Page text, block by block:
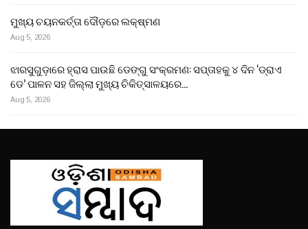
ମୁଖ୍ୟ ଚୟନକର୍ତ୍ତା ଦୌଡ଼ରେ ଲକ୍ଷ୍ମଣ
Aug 5, 2026
ଝାରସୁଗୁଡ଼ାରେ ହ୍ରାସ ପାଉଛି ଡେଙ୍ଗୁ ସଂକ୍ରମଣ: ସପ୍ତାହକୁ ୪ ଦିନ ‘ଡ୍ରାଏ
ଡେ’ ପାଳନ ସହ ଜିଲ୍ଲା ମୁଖ୍ୟ ଚିକିତ୍ସାଳୟରେ…
Aug 5, 2026